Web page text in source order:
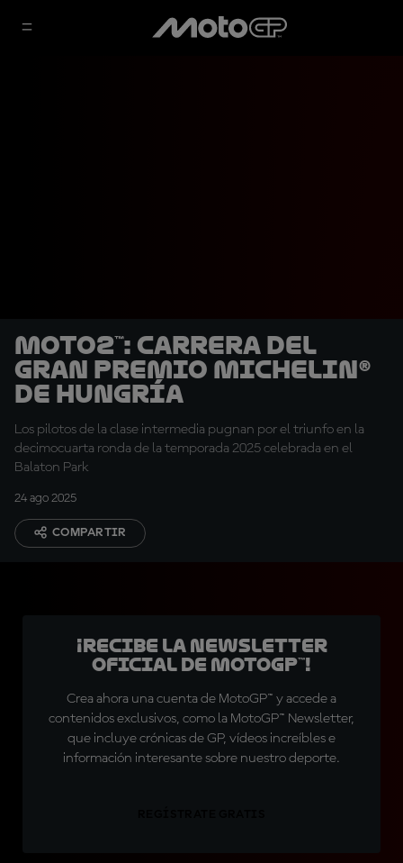
Moto2™: Carrera del
Gran Premio Michelin®
de Hungría
Los pilotos de la clase intermedia pugnan por el triunfo en la
decimocuarta ronda de la temporada 2025 celebrada en el
Balaton Park
24 ago 2025
COMPARTIR
¡Recibe la Newsletter
oficial de MotoGP™!
Crea ahora una cuenta de MotoGP™ y accede a
contenidos exclusivos, como la MotoGP™ Newsletter,
que incluye crónicas de GP, vídeos increíbles e
información interesante sobre nuestro deporte.